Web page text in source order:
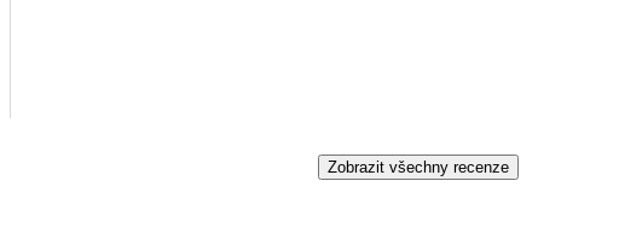
Zobrazit všechny recenze